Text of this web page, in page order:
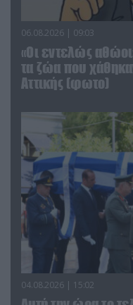
06.08.2026 | 09:03
«Οι εντελώς
τα ζώα που
Αττικής (φωτο)
04.08.2026 | 15:02